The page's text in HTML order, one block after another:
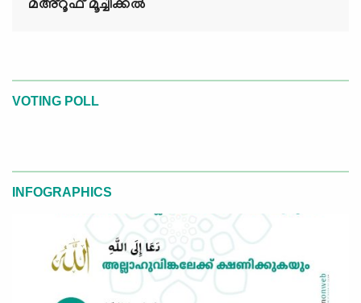
മഅ്റൂഫ് മൂച്ചിക്കല്‍
VOTING POLL
INFOGRAPHICS